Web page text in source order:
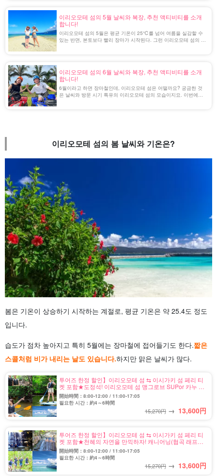
이리오모테 섬의 5월 날씨와 복장, 추천 액티비티를 소개
합니다!
이리오모테 섬의 5월은 평균 기온이 25℃를 넘어 여름을 실감할 수
있는 반면, 본토보다 빨리 장마가 시작된다. 그런 이리오모테 섬의 5
이리오모테 섬의 6월 날씨와 복장, 추천 액티비티를 소개
합니다!
6월이라고 하면 장마철인데, 이리오모테 섬은 어떨까요? 궁금한 것
은 날씨와 방문 시기 특유의 이리오모테 섬의 모습이지요. 이번에는
이리오모테 섬의 봄 날씨와 기온은?
봄은 기온이 상승하기 시작하는 계절로, 평균 기온은 약 25.4도 정도
입니다.
습도가 점차 높아지고 특히 5월에는 장마철에 접어들기도 한다.짧은
스콜처럼 비가 내리는 날도 있습니다.하지만 맑은 날씨가 많다.
투어즈 한정 할인】이리오모테 섬 ⇆ 이시가키 섬 페리 티
켓 포함★도정석! 이리오모테 섬 맹그로브 SUPor 카누 반
나절 코스★사진 무료 (No.559)
開始時間：8:00-12:00 / 11:00-17:05
필요한 시간：約4～6時間
15,270円 → 13,600円
투어즈 한정 할인】이리오모테 섬 ⇆ 이시가키 섬 페리 티
켓 포함★천혜의 자연을 만끽하자! 캐니어닝(협곡 래프팅)
반나절 코스★사진 무료(No.564)
開始時間：8:00-12:00 / 11:00-17:05
필요한 시간：約4～6時間
15,270円 → 13,600円